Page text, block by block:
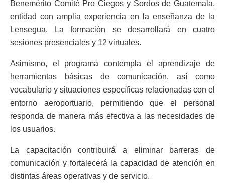
Benemérito Comité Pro Ciegos y Sordos de Guatemala,
entidad con amplia experiencia en la enseñanza de la
Lensegua. La formación se desarrollará en cuatro
sesiones presenciales y 12 virtuales.
Asimismo, el programa contempla el aprendizaje de
herramientas básicas de comunicación, así como
vocabulario y situaciones específicas relacionadas con el
entorno aeroportuario, permitiendo que el personal
responda de manera más efectiva a las necesidades de
los usuarios.
La capacitación contribuirá a eliminar barreras de
comunicación y fortalecerá la capacidad de atención en
distintas áreas operativas y de servicio.